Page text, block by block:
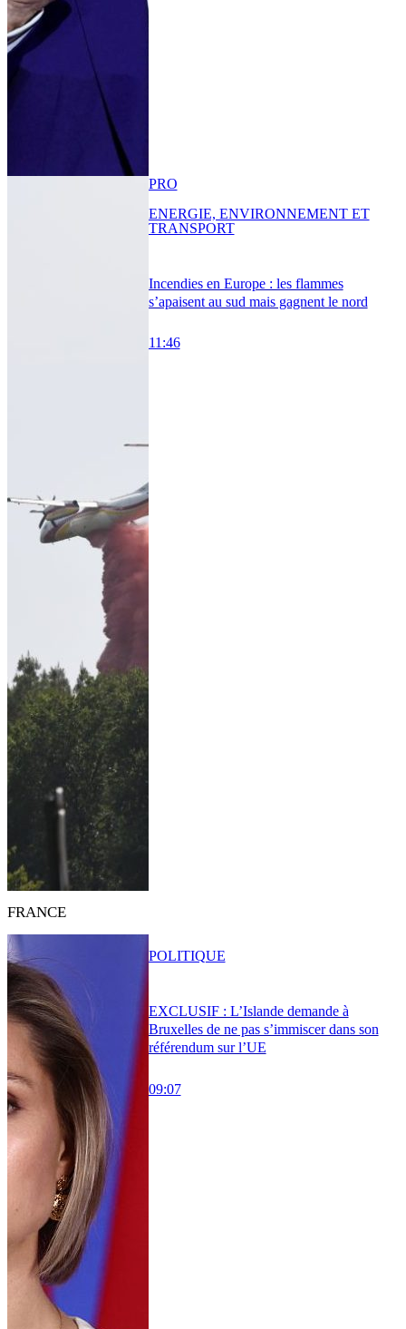
Incendies en Europe : les flammes
s’apaisent au sud mais gagnent le nord
11:46
PRO
ENERGIE, ENVIRONNEMENT ET
TRANSPORT
FRANCE
EXCLUSIF : L’Islande demande à
Bruxelles de ne pas s’immiscer dans son
référendum sur l’UE
09:07
POLITIQUE